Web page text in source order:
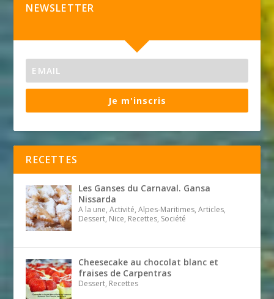
NEWSLETTER
Je m'inscris
RECETTES
Les Ganses du Carnaval. Gansa
Nissarda
A la une, Activité, Alpes-Maritimes, Articles,
Dessert, Nice, Recettes, Société
Cheesecake au chocolat blanc et
fraises de Carpentras
Dessert, Recettes